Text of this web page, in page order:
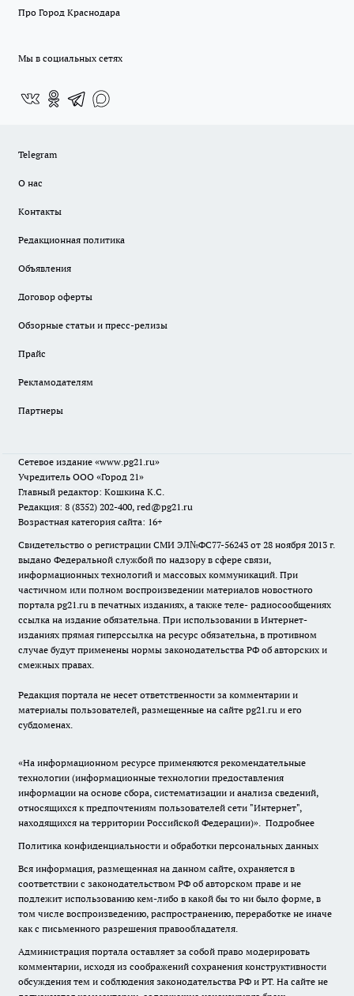
Про Город Краснодара
Мы в социальных сетях
Telegram
О нас
Контакты
Редакционная политика
Объявления
Договор оферты
Обзорные статьи и пресс-релизы
Прайс
Рекламодателям
Партнеры
Сетевое издание «www.pg21.ru»
Учредитель ООО «Город 21»
Главный редактор: Кошкина К.С.
Редакция: 8 (8352) 202-400, red@pg21.ru
Возрастная категория сайта: 16+
Свидетельство о регистрации СМИ ЭЛ№ФС77-56243 от 28 ноября 2013 г.
выдано Федеральной службой по надзору в сфере связи,
информационных технологий и массовых коммуникаций. При
частичном или полном воспроизведении материалов новостного
портала pg21.ru в печатных изданиях, а также теле- радиосообщениях
ссылка на издание обязательна. При использовании в Интернет-
изданиях прямая гиперссылка на ресурс обязательна, в противном
случае будут применены нормы законодательства РФ об авторских и
смежных правах.
Редакция портала не несет ответственности за комментарии и
материалы пользователей, размещенные на сайте pg21.ru и его
субдоменах.
«На информационном ресурсе применяются рекомендательные
технологии (информационные технологии предоставления
информации на основе сбора, систематизации и анализа сведений,
относящихся к предпочтениям пользователей сети "Интернет",
находящихся на территории Российской Федерации)». Подробнее
Политика конфиденциальности и обработки персональных данных
Вся информация, размещенная на данном сайте, охраняется в
соответствии с законодательством РФ об авторском праве и не
подлежит использованию кем-либо в какой бы то ни было форме, в
том числе воспроизведению, распространению, переработке не иначе
как с письменного разрешения правообладателя.
Администрация портала оставляет за собой право модерировать
комментарии, исходя из соображений сохранения конструктивности
обсуждения тем и соблюдения законодательства РФ и РТ. На сайте не